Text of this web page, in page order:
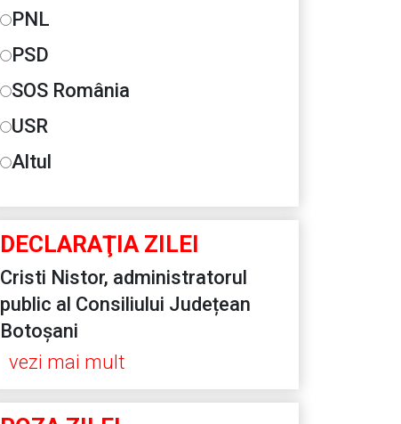
PNL
PSD
SOS România
USR
Altul
DECLARAŢIA ZILEI
Cristi Nistor, administratorul
public al Consiliului Județean
Botoșani
vezi mai mult